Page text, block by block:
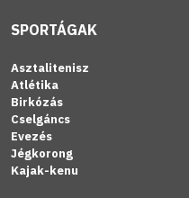
SPORTÁGAK
Asztalitenisz
Atlétika
Birkózás
Cselgáncs
Evezés
Jégkorong
Kajak-kenu